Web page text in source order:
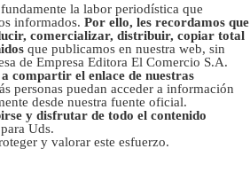
la labor periodística que
informados. Por ello, les recordamos que
comercializar, distribuir, copiar total
que publicamos en nuestra web, sin
de Empresa Editora El Comercio S.A.
compartir el enlace de nuestras
personas puedan acceder a información
desde nuestra fuente oficial.
y disfrutar de todo el contenido
Uds.
y valorar este esfuerzo.